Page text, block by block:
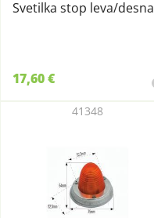
Svetilka stop leva/desna
17,60 €
41348